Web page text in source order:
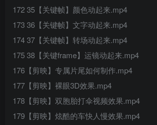
172 35【关键帧】颜色动起来.mp4
173 36【关键帧】文字动起来.mp4
174 37【关键帧】转场动起来.mp4
175 38【关键frame】运镜动起来.mp4
176【剪映】专属片尾如何制作.mp4
177【剪映】裸眼3D效果.mp4
178【剪映】双胞胎打伞视频效果.mp4
179【剪映】炫酷的车快人慢效果.mp4